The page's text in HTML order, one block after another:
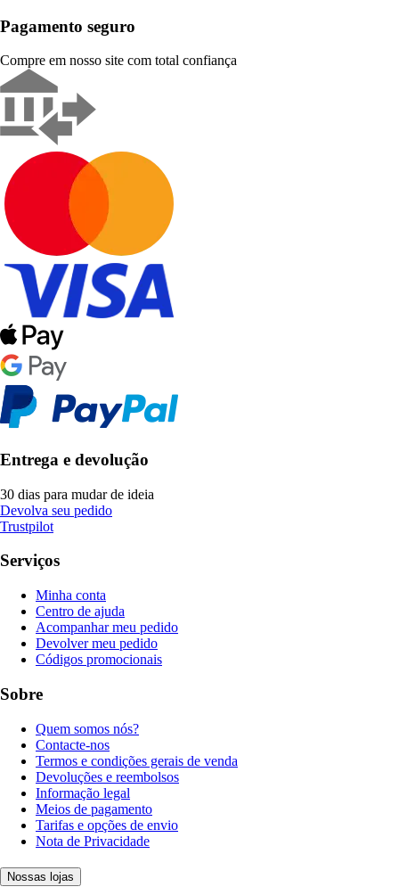
Pagamento seguro
Compre em nosso site com total confiança
Entrega e devolução
30 dias para mudar de ideia
Devolva seu pedido
Trustpilot
Serviços
Minha conta
Centro de ajuda
Acompanhar meu pedido
Devolver meu pedido
Códigos promocionais
Sobre
Quem somos nós?
Contacte-nos
Termos e condições gerais de venda
Devoluções e reembolsos
Informação legal
Meios de pagamento
Tarifas e opções de envio
Nota de Privacidade
Nossas lojas